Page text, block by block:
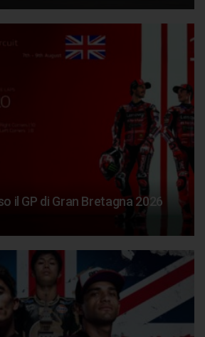
il GP di Gran Bretagna 2026